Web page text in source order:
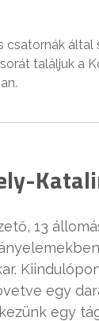
csatornák által
találjuk a
13
egy
egy